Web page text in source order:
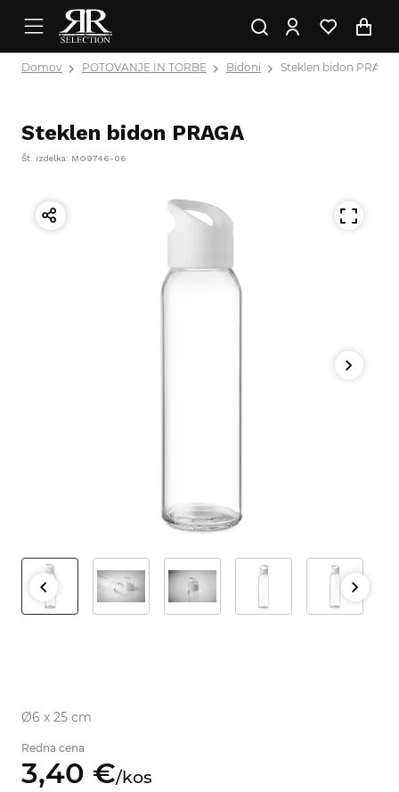
Domov POTOVANJE IN TORBE Bidoni Steklen bidon PRAGA
Steklen bidon PRAGA
Št. izdelka: MO9746-06
Ø6 x 25 cm
Redna cena
3,40 €/kos